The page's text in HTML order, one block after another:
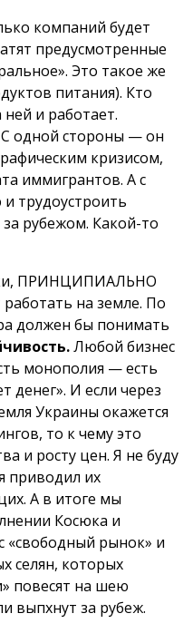
компаний будет
предусмотренные
Это такое же
питания). Кто
и работает.
одной стороны — он
кризисом,
иммигрантов. А с
трудоустроить
рубежом. Какой-то
ПРИНЦИПИАЛЬНО
на земле. По
должен бы понимать
Любой бизнес
монополия — есть
денег». И если через
Украины окажется
то к чему это
и росту цен. Я не буду
приводил их
А в итоге мы
Косюка и
рынок» и
селян, которых
повесят на шею
выпхнут за рубеж.